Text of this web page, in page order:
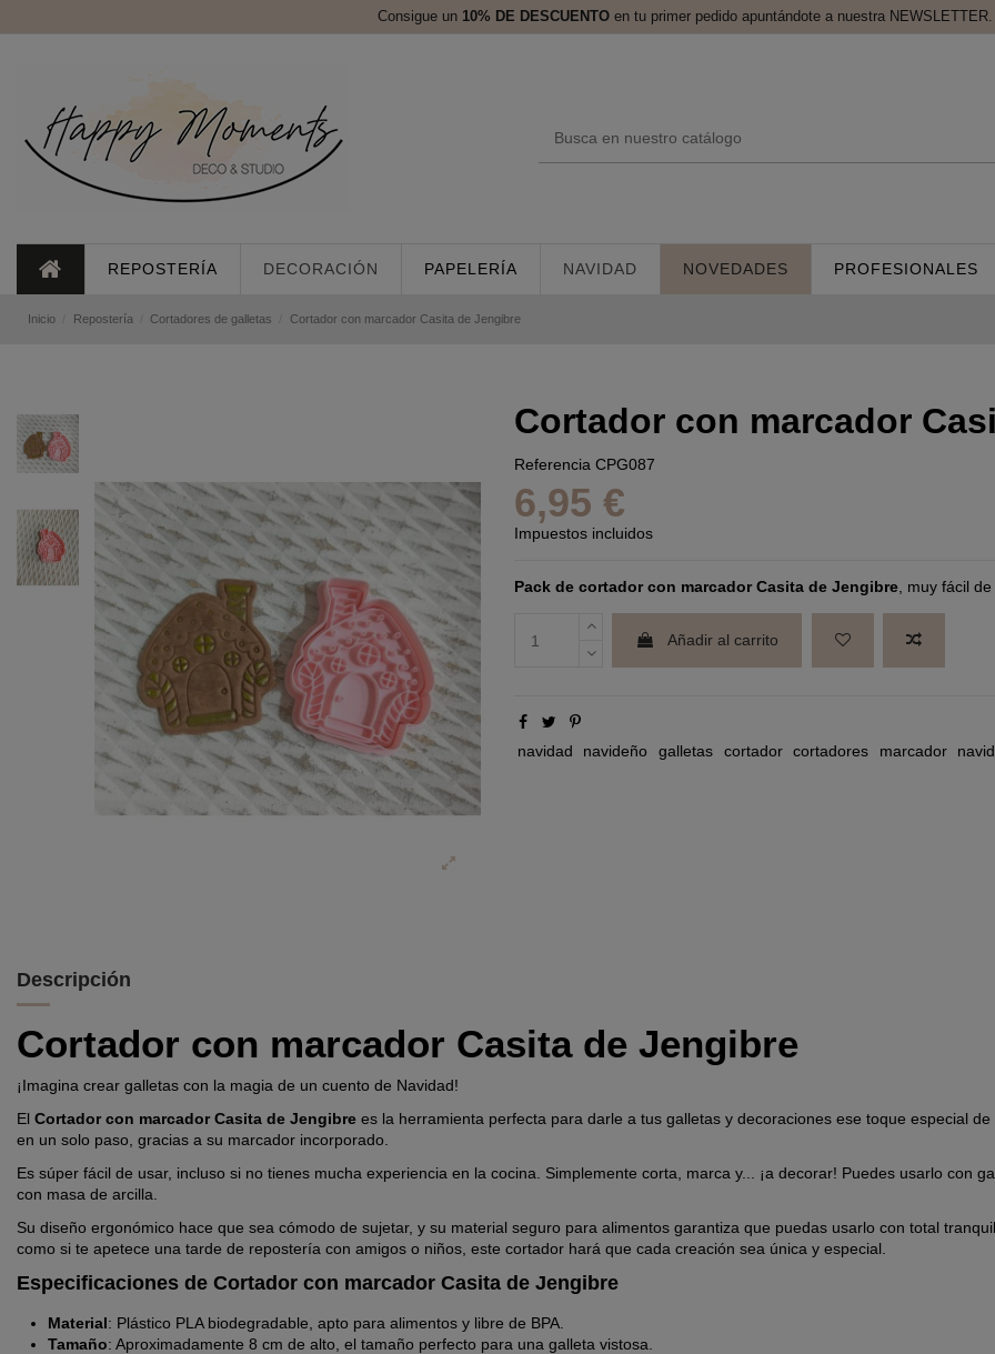
Consigue un 10% DE DESCUENTOen tu primer pedido apuntándote a nuestra NEWSLETTER.
REPOSTERÍA DECORACIÓN PAPELERÍA NAVIDAD NOVEDADES PROFESIONALES
Inicio Repostería Cortadores de galletas Cortador con marcador Casita de Jengibre
Cortador con marcador
Referencia CPG087
6,95 €
Impuestos incluidos
Pack de cortador con marcador Casita de Jengibre, muy fácil
Añadir al carrito
navidad navideño galletas cortador cortadores marcador
Descripción
Cortador con marcador Casita de Jengibre
¡Imagina crear galletas con la magia de un cuento de Navidad!
El Cortador con marcador Casita de Jengibre es la herramienta perfecta para darle a tus galletas y decoraciones ese toque especial
en un solo paso, gracias a su marcador incorporado.
Es súper fácil de usar, incluso si no tienes mucha experiencia en la cocina. Simplemente corta, marca y... ¡a decorar! Puedes usarlo con
con masa de arcilla.
Su diseño ergonómico hace que sea cómodo de sujetar, y su material seguro para alimentos garantiza que puedas usarlo con total
como si te apetece una tarde de repostería con amigos o niños, este cortador hará que cada creación sea única y especial.
Especificaciones de Cortador con marcador Casita de Jengibre
Material: Plástico PLA biodegradable, apto para alimentos y libre de BPA.
Tamaño: Aproximadamente 8 cm de alto, el tamaño perfecto para una galleta vistosa.